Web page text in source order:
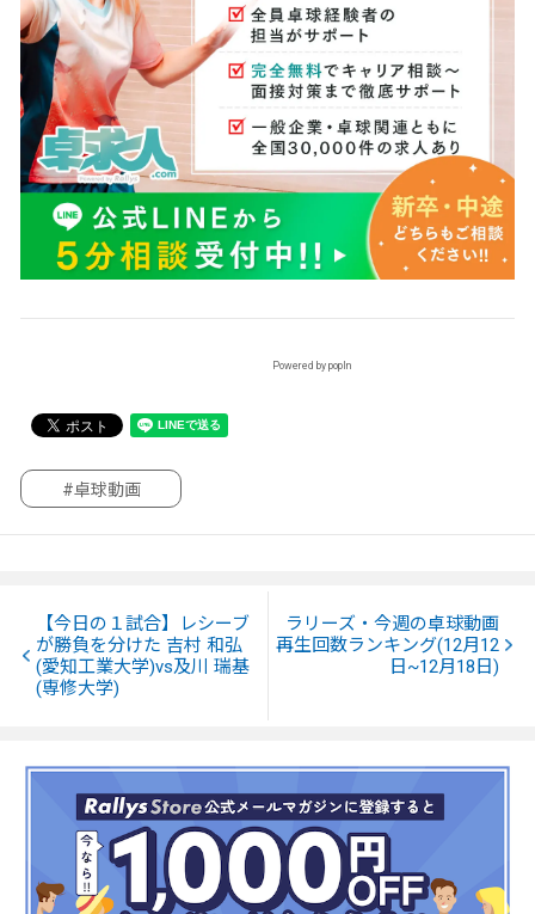
Powered by popIn
#卓球動画
【今日の１試合】レシーブ
が勝負を分けた 吉村 和弘
(愛知工業大学)vs及川 瑞基
(専修大学)
ラリーズ・今週の卓球動画
再生回数ランキング(12月12
日~12月18日)